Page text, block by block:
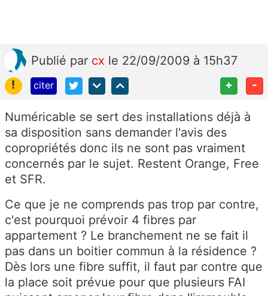
Publié par cx le 22/09/2009 à 15h37
!
citer + -
Numéricable se sert des installations déjà à
sa disposition sans demander l'avis des
copropriétés donc ils ne sont pas vraiment
concernés par le sujet. Restent Orange, Free
et SFR.
Ce que je ne comprends pas trop par contre,
c'est pourquoi prévoir 4 fibres par
appartement ? Le branchement ne se fait il
pas dans un boitier commun à la résidence ?
Dès lors une fibre suffit, il faut par contre que
la place soit prévue pour que plusieurs FAI